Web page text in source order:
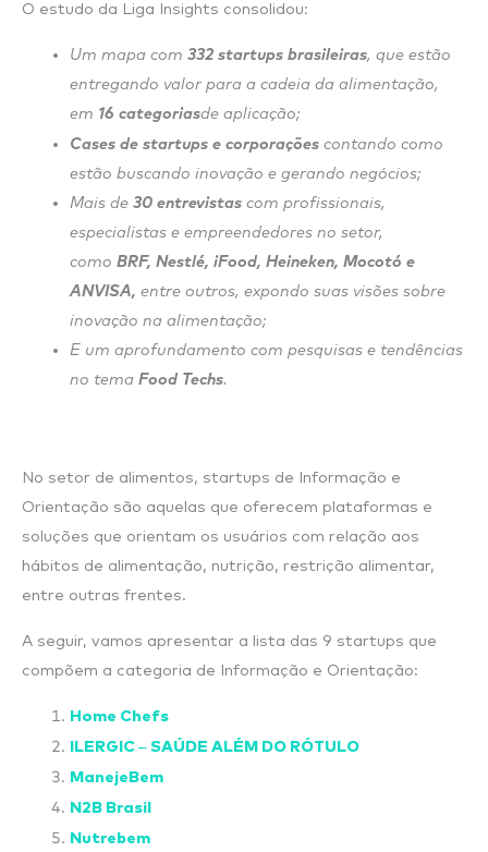
O estudo da Liga Insights consolidou:
Um mapa com 332 startups brasileiras, que estão
entregando valor para a cadeia da alimentação,
em 16 categoriasde aplicação;
Cases de startups e corporações contando como
estão buscando inovação e gerando negócios;
Mais de 30 entrevistas com profissionais,
especialistas e empreendedores no setor,
como BRF, Nestlé, iFood, Heineken, Mocotó e
ANVISA, entre outros, expondo suas visões sobre
inovação na alimentação;
E um aprofundamento com pesquisas e tendências
no tema Food Techs.
No setor de alimentos, startups de Informação e
Orientação são aquelas que oferecem plataformas e
soluções que orientam os usuários com relação aos
hábitos de alimentação, nutrição, restrição alimentar,
entre outras frentes.
A seguir, vamos apresentar a lista das 9 startups que
compõem a categoria de Informação e Orientação:
Home Chefs
ILERGIC – SAÚDE ALÉM DO RÓTULO
ManejeBem
N2B Brasil
Nutrebem